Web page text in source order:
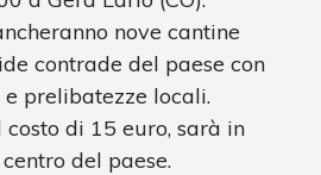
nove cantine
contrade del paese con
prelibatezze locali.
di 15 euro, sarà in
del paese.